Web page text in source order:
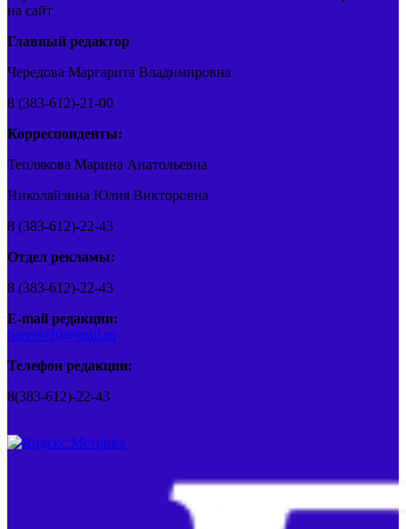
на сайт
Главный редактор
Чередова Маргарита Владимировна
8 (383-612)-21-00
Корреспонденты:
Теплякова Марина Анатольевна
Николайзина Юлия Викторовна
8 (383-612)-22-43
Отдел рекламы:
8 (383-612)-22-43
E-mail редакции:
barvest20@mail.ru
Телефон редакции:
8(383-612)-22-43